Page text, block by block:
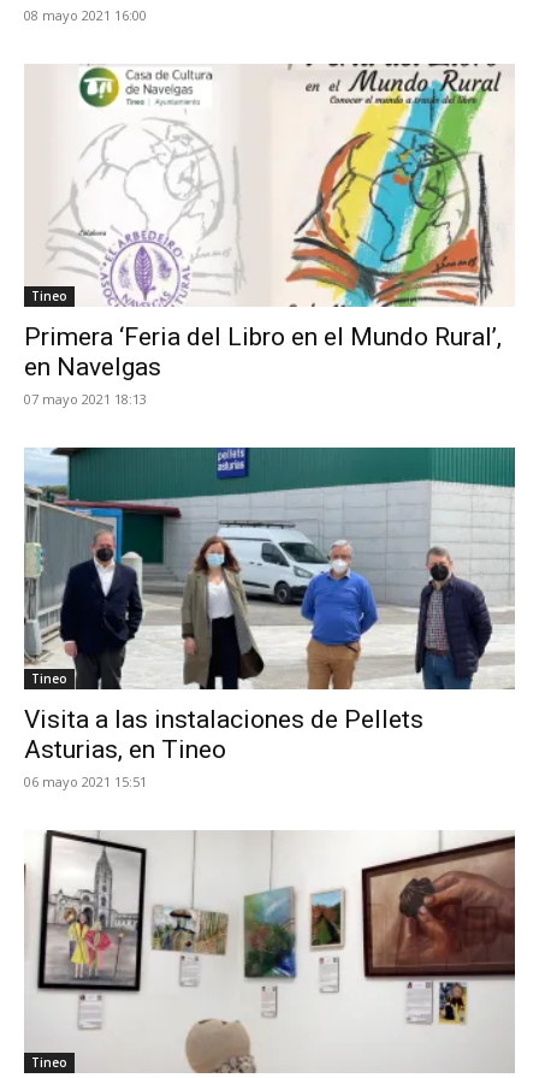
08 mayo 2021 16:00
Tineo
Primera ‘Feria del Libro en el Mundo Rural’,
en Navelgas
07 mayo 2021 18:13
Tineo
Visita a las instalaciones de Pellets
Asturias, en Tineo
06 mayo 2021 15:51
Tineo